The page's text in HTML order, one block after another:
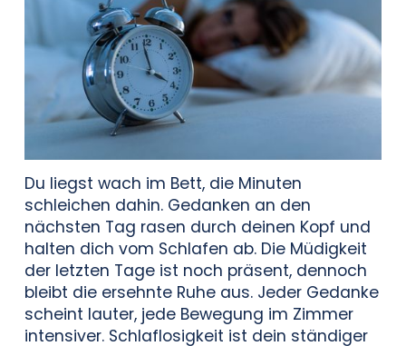
Du liegst wach im Bett, die Minuten
schleichen dahin. Gedanken an den
nächsten Tag rasen durch deinen Kopf und
halten dich vom Schlafen ab. Die Müdigkeit
der letzten Tage ist noch präsent, dennoch
bleibt die ersehnte Ruhe aus. Jeder Gedanke
scheint lauter, jede Bewegung im Zimmer
intensiver. Schlaflosigkeit ist dein ständiger